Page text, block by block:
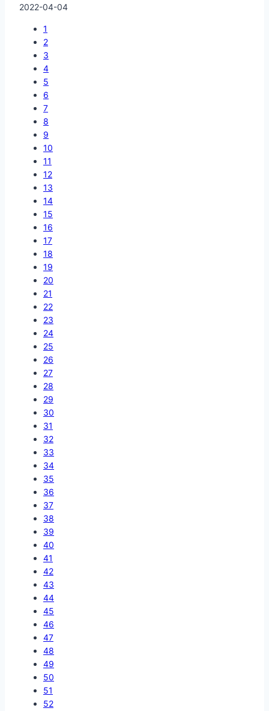
2022-04-04
1
2
3
4
5
6
7
8
9
10
11
12
13
14
15
16
17
18
19
20
21
22
23
24
25
26
27
28
29
30
31
32
33
34
35
36
37
38
39
40
41
42
43
44
45
46
47
48
49
50
51
52